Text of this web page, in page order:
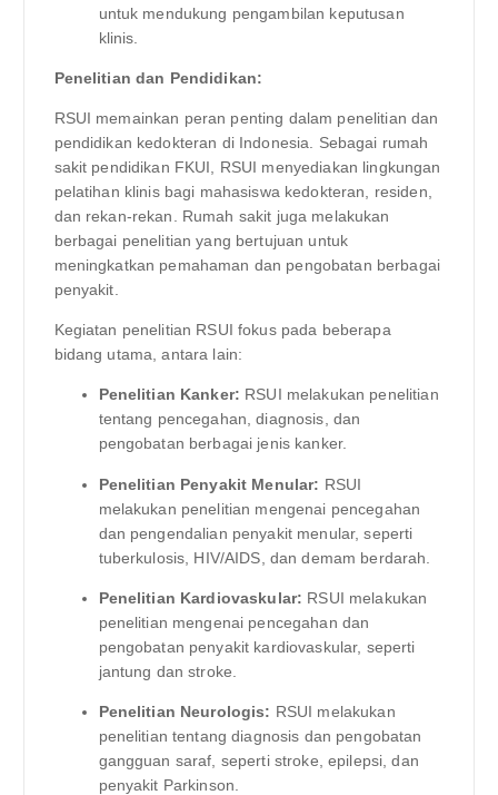
untuk mendukung pengambilan keputusan
klinis.
Penelitian dan Pendidikan:
RSUI memainkan peran penting dalam penelitian dan
pendidikan kedokteran di Indonesia. Sebagai rumah
sakit pendidikan FKUI, RSUI menyediakan lingkungan
pelatihan klinis bagi mahasiswa kedokteran, residen,
dan rekan-rekan. Rumah sakit juga melakukan
berbagai penelitian yang bertujuan untuk
meningkatkan pemahaman dan pengobatan berbagai
penyakit.
Kegiatan penelitian RSUI fokus pada beberapa
bidang utama, antara lain:
Penelitian Kanker: RSUI melakukan penelitian
tentang pencegahan, diagnosis, dan
pengobatan berbagai jenis kanker.
Penelitian Penyakit Menular: RSUI
melakukan penelitian mengenai pencegahan
dan pengendalian penyakit menular, seperti
tuberkulosis, HIV/AIDS, dan demam berdarah.
Penelitian Kardiovaskular: RSUI melakukan
penelitian mengenai pencegahan dan
pengobatan penyakit kardiovaskular, seperti
jantung dan stroke.
Penelitian Neurologis: RSUI melakukan
penelitian tentang diagnosis dan pengobatan
gangguan saraf, seperti stroke, epilepsi, dan
penyakit Parkinson.